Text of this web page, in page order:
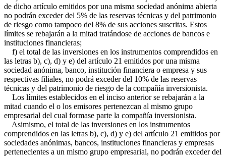
de dicho artículo emitidos por una misma sociedad anónima abierta
no podrán exceder del 5% de las reservas técnicas y del patrimonio
de riesgo como tampoco del 8% de sus acciones suscritas. Estos
límites se rebajarán a la mitad tratándose de acciones de bancos e
instituciones financieras;
f) el total de las inversiones en los instrumentos comprendidos en
las letras b), c), d) y e) del artículo 21 emitidos por una misma
sociedad anónima, banco, institución financiera o empresa y sus
respectivas filiales, no podrá exceder del 10% de las reservas
técnicas y del patrimonio de riesgo de la compañía inversionista.
Los límites establecidos en el inciso anterior se rebajarán a la
mitad cuando el o los emisores pertenezcan al mismo grupo
empresarial del cual formase parte la compañía inversionista.
Asimismo, el total de las inversiones en los instrumentos
comprendidos en las letras b), c), d) y e) del artículo 21 emitidos por
sociedades anónimas, bancos, instituciones financieras y empresas
pertenecientes a un mismo grupo empresarial, no podrán exceder del